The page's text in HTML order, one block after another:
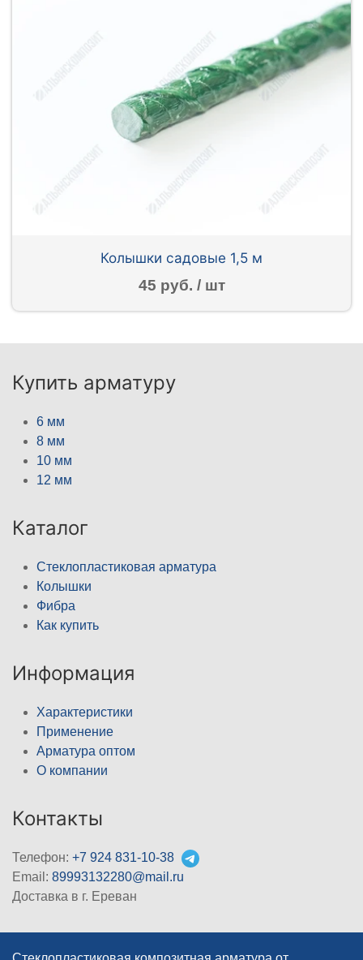
Колышки садовые 1,5 м
45 руб. / шт
Купить арматуру
6 мм
8 мм
10 мм
12 мм
Каталог
Стеклопластиковая арматура
Колышки
Фибра
Как купить
Информация
Характеристики
Применение
Арматура оптом
О компании
Контакты
Телефон: +7 924 831-10-38
Email: 89993132280@mail.ru
Доставка в г. Ереван